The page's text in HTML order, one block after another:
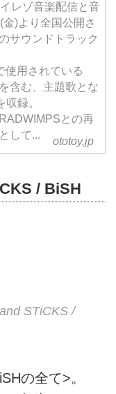
レゾ音楽配信と音
)より全国公開さ
サウンドトラック
使用されている
含む、主題歌とな
録。
との再
して...
ototoy.jp
/ BiSH
STiCKS /
の全て>。